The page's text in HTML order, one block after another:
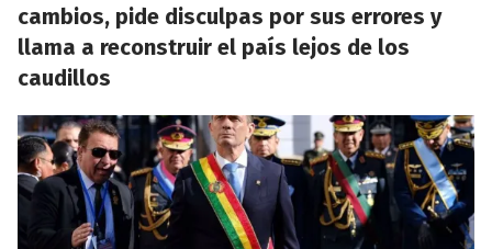
cambios, pide disculpas por sus errores y
llama a reconstruir el país lejos de los
caudillos